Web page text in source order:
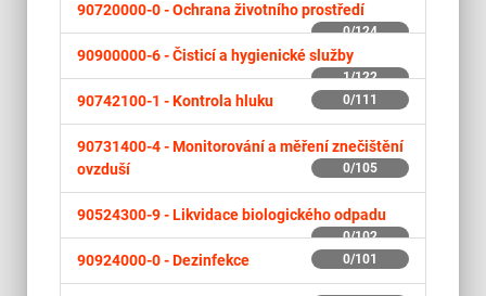
90720000-0 -Ochrana životního prostředí
0/124
90900000-6 -Čisticí a hygienické služby
1/122
90742100-1 -Kontrola hluku 0/111
90731400-4 -Monitorování a měření znečištění
ovzduší
0/105
90524300-9 -Likvidace biologického odpadu
0/102
90924000-0 -Dezinfekce 0/101